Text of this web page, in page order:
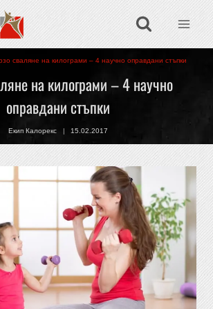
сваляне на килограми – 4 научно оправдани стъпки
на килограми – 4 научно
оправдани стъпки
Екип Калорекс 15.02.2017